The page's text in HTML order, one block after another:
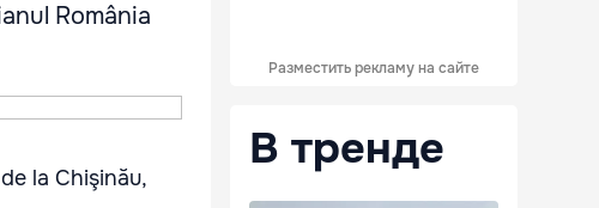
România
la Chişinău,
Разместить рекламу на сайте
В тренде